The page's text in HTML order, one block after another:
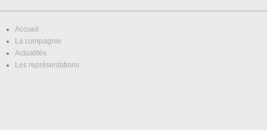
Accueil
La compagnie
Actualités
Les représentations